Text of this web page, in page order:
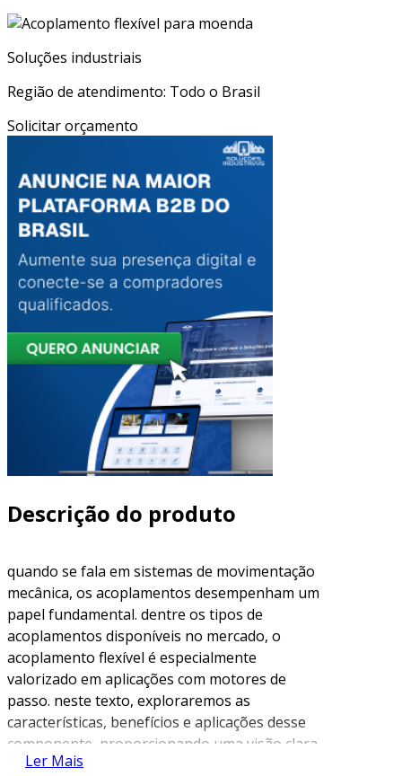
Soluções industriais
Região de atendimento: Todo o Brasil
Solicitar orçamento
Descrição do produto
quando se fala em sistemas de movimentação
mecânica, os acoplamentos desempenham um
papel fundamental. dentre os tipos de
acoplamentos disponíveis no mercado, o
acoplamento flexível é especialmente
valorizado em aplicações com motores de
passo. neste texto, exploraremos as
características, benefícios e aplicações desse
componente, proporcionando uma visão clara
e abrangente.
Ler Mais